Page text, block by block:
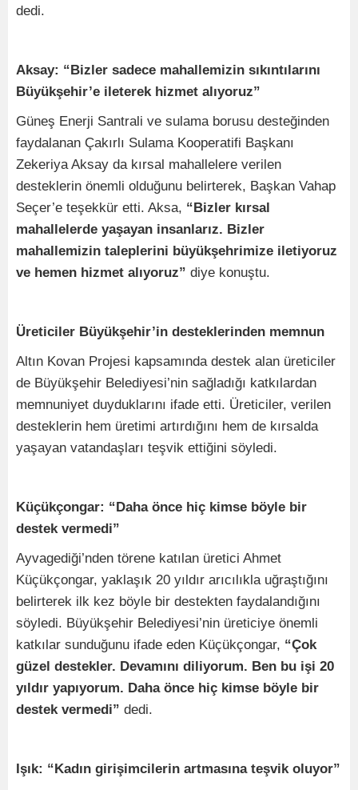
dedi.
Aksay: “Bizler sadece mahallemizin sıkıntılarını
Büyükşehir’e ileterek hizmet alıyoruz”
Güneş Enerji Santrali ve sulama borusu desteğinden
faydalanan Çakırlı Sulama Kooperatifi Başkanı
Zekeriya Aksay da kırsal mahallelere verilen
desteklerin önemli olduğunu belirterek, Başkan Vahap
Seçer’e teşekkür etti. Aksa, “Bizler kırsal
mahallelerde yaşayan insanlarız. Bizler
mahallemizin taleplerini büyükşehrimize iletiyoruz
ve hemen hizmet alıyoruz” diye konuştu.
Üreticiler Büyükşehir’in desteklerinden memnun
Altın Kovan Projesi kapsamında destek alan üreticiler
de Büyükşehir Belediyesi’nin sağladığı katkılardan
memnuniyet duyduklarını ifade etti. Üreticiler, verilen
desteklerin hem üretimi artırdığını hem de kırsalda
yaşayan vatandaşları teşvik ettiğini söyledi.
Küçükçongar: “Daha önce hiç kimse böyle bir
destek vermedi”
Ayvagediği’nden törene katılan üretici Ahmet
Küçükçongar, yaklaşık 20 yıldır arıcılıkla uğraştığını
belirterek ilk kez böyle bir destekten faydalandığını
söyledi. Büyükşehir Belediyesi’nin üreticiye önemli
katkılar sunduğunu ifade eden Küçükçongar, “Çok
güzel destekler. Devamını diliyorum. Ben bu işi 20
yıldır yapıyorum. Daha önce hiç kimse böyle bir
destek vermedi” dedi.
Işık: “Kadın girişimcilerin artmasına teşvik oluyor”